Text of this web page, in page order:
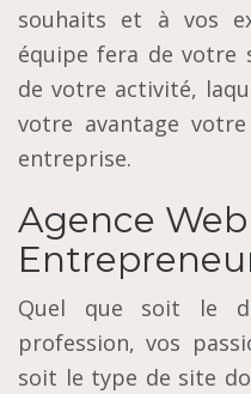
souhaits et à vos
équipe fera de votre
de votre activité,
votre avantage
entreprise.
Agence
Quel que soit le
profession, vos
soit le type de site